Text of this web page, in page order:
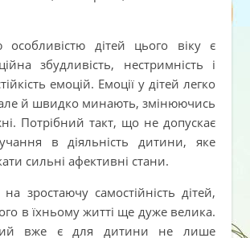
особливістю дітей цього віку є
збудливість, нестримність і
емоцій. Емоції у дітей легко
й швидко минають, змінюючись
Потрібний такт, що не допускає
в діяльність дитини, яке
сильні афективні стани.
зростаючу самостійність дітей,
в їхньому житті ще дуже велика.
вже є для дитини не лише